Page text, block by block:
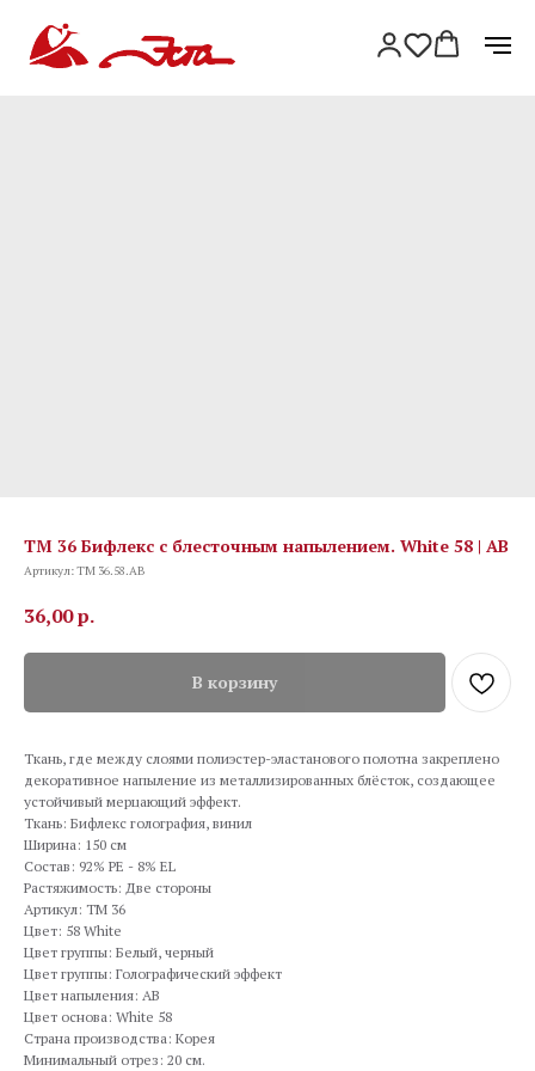
TM 36 Бифлекс с блесточным напылением. White 58 | AB
Артикул:TM 36.58.AB
36,00р.
В корзину
Ткань, где между слоями полиэстер-эластанового полотна закреплено
декоративное напыление из металлизированных блёсток, создающее
устойчивый мерцающий эффект.
Ткань: Бифлекс голография, винил
Ширина: 150 см
Состав: 92% PE - 8% EL
Растяжимость: Две стороны
Артикул: TM 36
Цвет: 58 White
Цвет группы: Белый, черный
Цвет группы: Голографический эффект
Цвет напыления: AB
Цвет основа: White 58
Страна производства: Корея
Минимальный отрез: 20 см.